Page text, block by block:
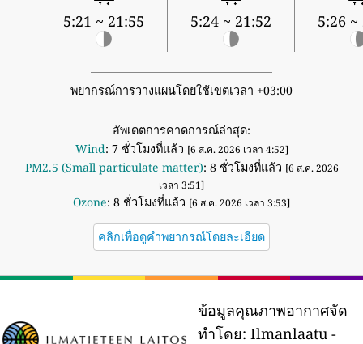
5:21 ~ 21:55 5:24 ~ 21:52 5:26 ~
พยากรณ์การวางแผนโดยใช้เขตเวลา +03:00
อัพเดตการคาดการณ์ล่าสุด:
Wind: 7 ชั่วโมงที่แล้ว [6 ส.ค. 2026 เวลา 4:52]
PM2.5 (Small particulate matter): 8 ชั่วโมงที่แล้ว [6 ส.ค. 2026
เวลา 3:51]
Ozone: 8 ชั่วโมงที่แล้ว [6 ส.ค. 2026 เวลา 3:53]
คลิกเพื่อดูคำพยากรณ์โดยละเอียด
ข้อมูลคุณภาพอากาศจัด
ทำโดย: Ilmanlaatu -